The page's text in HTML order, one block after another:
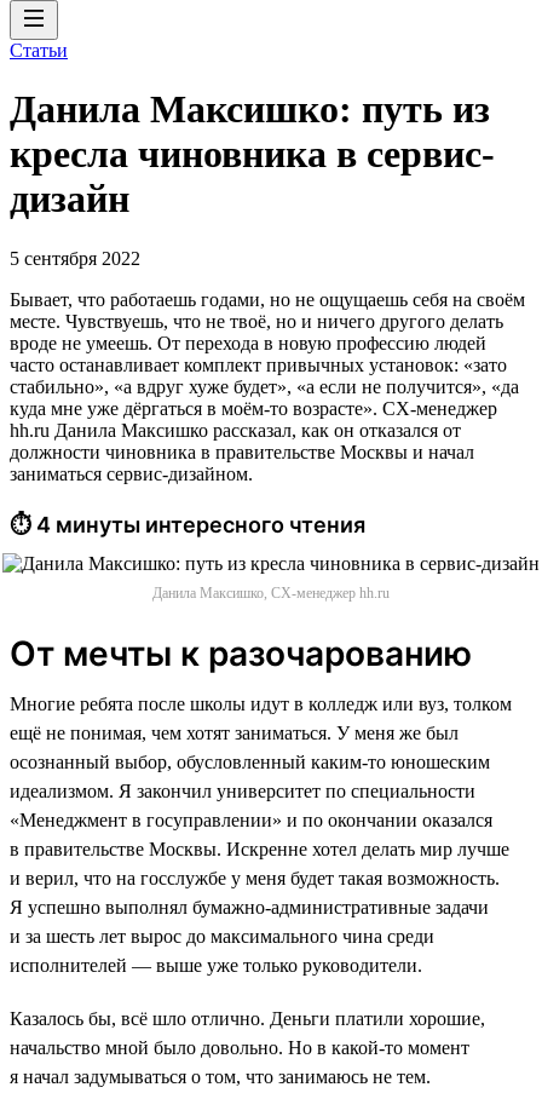
Статьи
Данила Максишко: путь из
кресла чиновника в сервис-
дизайн
5 сентября 2022
Бывает, что работаешь годами, но не ощущаешь себя на своём
месте. Чувствуешь, что не твоё, но и ничего другого делать
вроде не умеешь. От перехода в новую профессию людей
часто останавливает комплект привычных установок: «зато
стабильно», «а вдруг хуже будет», «а если не получится», «да
куда мне уже дёргаться в моём-то возрасте». CX-менеджер
hh.ru Данила Максишко рассказал, как он отказался от
должности чиновника в правительстве Москвы и начал
заниматься сервис-дизайном.
⏱ 4 минуты интересного чтения
Данила Максишко, CX-менеджер hh.ru
От мечты к разочарованию
Многие ребята после школы идут в колледж или вуз, толком
ещё не понимая, чем хотят заниматься. У меня же был
осознанный выбор, обусловленный каким-то юношеским
идеализмом. Я закончил университет по специальности
«Менеджмент в госуправлении» и по окончании оказался
в правительстве Москвы. Искренне хотел делать мир лучше
и верил, что на госслужбе у меня будет такая возможность.
Я успешно выполнял бумажно-административные задачи
и за шесть лет вырос до максимального чина среди
исполнителей — выше уже только руководители.
Казалось бы, всё шло отлично. Деньги платили хорошие,
начальство мной было довольно. Но в какой-то момент
я начал задумываться о том, что занимаюсь не тем.